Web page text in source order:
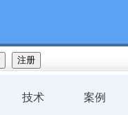
技术 案例